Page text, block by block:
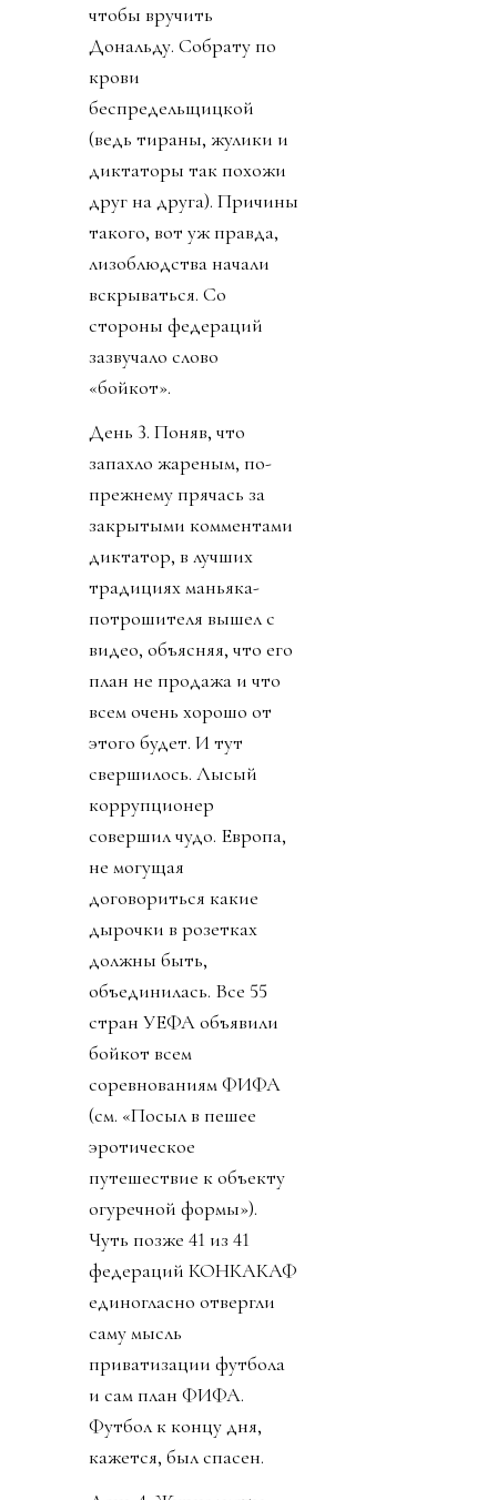
чтобы вручить
Дональду. Собрату по
крови
беспредельщицкой
(ведь тираны, жулики и
диктаторы так похожи
друг на друга). Причины
такого, вот уж правда,
лизоблюдства начали
вскрываться. Со
стороны федераций
зазвучало слово
«бойкот».
День 3. Поняв, что
запахло жареным, по-
прежнему прячась за
закрытыми комментами
диктатор, в лучших
традициях маньяка-
потрошителя вышел с
видео, объясняя, что его
план не продажа и что
всем очень хорошо от
этого будет. И тут
свершилось. Лысый
коррупционер
совершил чудо. Европа,
не могущая
договориться какие
дырочки в розетках
должны быть,
объединилась. Все 55
стран УЕФА объявили
бойкот всем
соревнованиям ФИФА
(см. «Посыл в пешее
эротическое
путешествие к объекту
огуречной формы»).
Чуть позже 41 из 41
федераций КОНКАКАФ
единогласно отвергли
саму мысль
приватизации футбола
и сам план ФИФА.
Футбол к концу дня,
кажется, был спасен.